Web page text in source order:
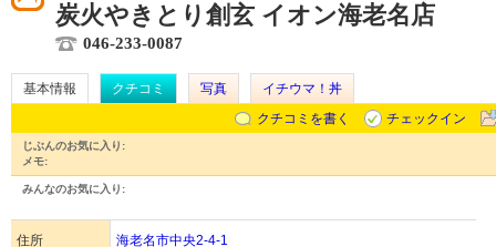
炭火やきとり創玄 イオン海老名店
046-233-0087
基本情報 クチコミ 写真
イチウマ！丼
クチコミを書く
チェックイン
じぶんのお気に入り:
メモ:
みんなのお気に入り:
住所 海老名市中央2-4-1